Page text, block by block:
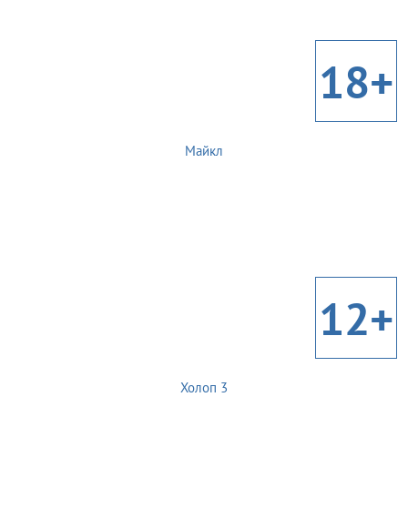
18+
Майкл
12+
Холоп 3